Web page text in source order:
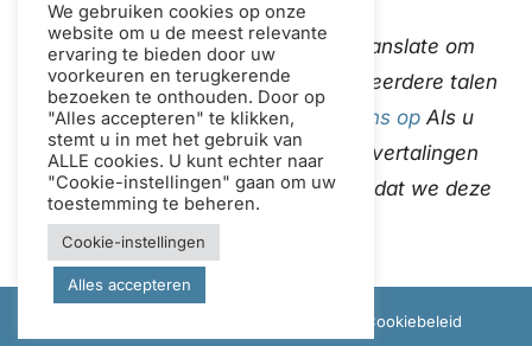
Deze website gebruikt Google Translate om
content direct en automatisch in meerdere talen
te vertalen.neem contact met ons opAls u
onjuistheden in de automatische vertalingen
ontdekt, laat het ons dan weten zodat we deze
kunnen corrigeren.
Cookiebeleid
We gebruiken cookies op onze
website om u de meest relevante
ervaring te bieden door uw
voorkeuren en terugkerende
bezoeken te onthouden. Door op
"Alles accepteren" te klikken,
stemt u in met het gebruik van
ALLE cookies. U kunt echter naar
"Cookie-instellingen" gaan om uw
toestemming te beheren.
Cookie-instellingen
Alles accepteren